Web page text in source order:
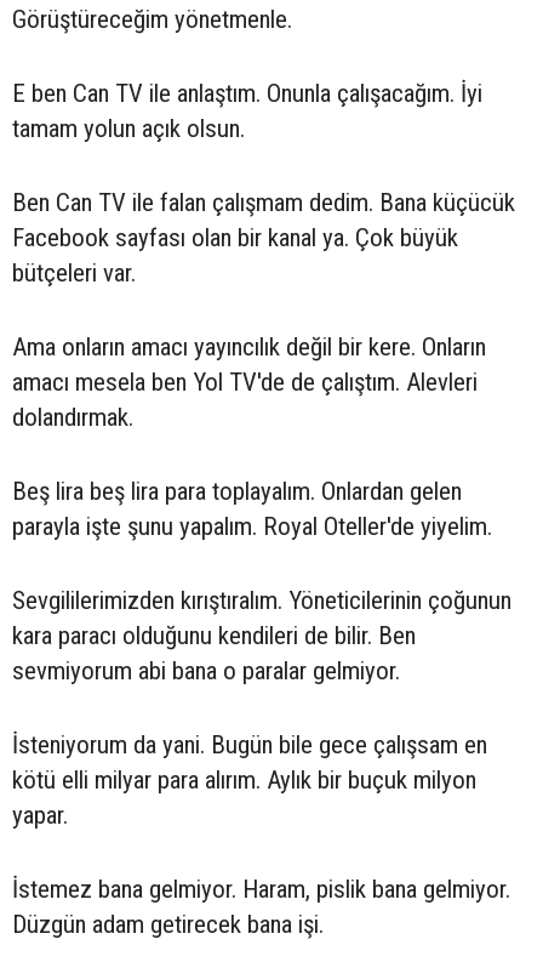
Görüştüreceğim yönetmenle.
E ben Can TV ile anlaştım. Onunla çalışacağım. İyi
tamam yolun açık olsun.
Ben Can TV ile falan çalışmam dedim. Bana küçücük
Facebook sayfası olan bir kanal ya. Çok büyük
bütçeleri var.
Ama onların amacı yayıncılık değil bir kere. Onların
amacı mesela ben Yol TV'de de çalıştım. Alevleri
dolandırmak.
Beş lira beş lira para toplayalım. Onlardan gelen
parayla işte şunu yapalım. Royal Oteller'de yiyelim.
Sevgililerimizden kırıştıralım. Yöneticilerinin çoğunun
kara paracı olduğunu kendileri de bilir. Ben
sevmiyorum abi bana o paralar gelmiyor.
İsteniyorum da yani. Bugün bile gece çalışsam en
kötü elli milyar para alırım. Aylık bir buçuk milyon
yapar.
İstemez bana gelmiyor. Haram, pislik bana gelmiyor.
Düzgün adam getirecek bana işi.